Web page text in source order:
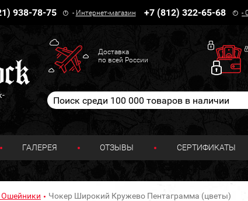
938-78-75 - Интернет-магазин +7 (812) 322-65-68 -
Доставка
по всей России
ГАЛЕРЕЯ ОТЗЫВЫ СЕРТИФИКАТЫ
Чокер Широкий Кружево Пентаграмма (цветы)